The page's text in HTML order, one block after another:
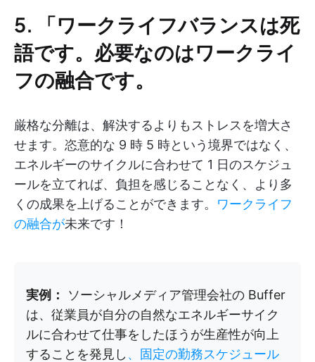
5. 「ワークライフバランスは死
語です。必要なのはワークライ
フの融合です。
厳格な分離は、解決するよりもストレスを増大さ
せます。恣意的な 9 時 5 時という境界ではなく、
エネルギーのサイクルに合わせて 1 日のスケジュ
ールを立てれば、負担を感じることなく、より多
くの成果を上げることができます。 ワークライフ
の融合が未来です！
実例：
ソーシャルメディア管理会社の Buffer
は、従業員が自分の自然なエネルギーサイク
ルに合わせて仕事をしたほうが生産性が向上
することを発見し 、固定の勤務スケジュール